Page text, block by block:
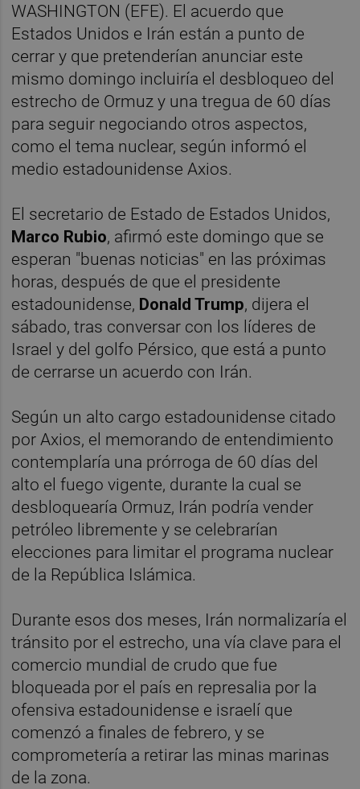
WASHINGTON (EFE). El acuerdo que
Estados Unidos e Irán están a punto de
cerrar y que pretenderían anunciar este
mismo domingo incluiría el desbloqueo del
estrecho de Ormuz y una tregua de 60 días
para seguir negociando otros aspectos,
como el tema nuclear, según informó el
medio estadounidense Axios.
El secretario de Estado de Estados Unidos,
Marco Rubio, afirmó este domingo que se
esperan "buenas noticias" en las próximas
horas, después de que el presidente
estadounidense, Donald Trump, dijera el
sábado, tras conversar con los líderes de
Israel y del golfo Pérsico, que está a punto
de cerrarse un acuerdo con Irán.
Según un alto cargo estadounidense citado
por Axios, el memorando de entendimiento
contemplaría una prórroga de 60 días del
alto el fuego vigente, durante la cual se
desbloquearía Ormuz, Irán podría vender
petróleo libremente y se celebrarían
elecciones para limitar el programa nuclear
de la República Islámica.
Durante esos dos meses, Irán normalizaría el
tránsito por el estrecho, una vía clave para el
comercio mundial de crudo que fue
bloqueada por el país en represalia por la
ofensiva estadounidense e israelí que
comenzó a finales de febrero, y se
comprometería a retirar las minas marinas
de la zona.